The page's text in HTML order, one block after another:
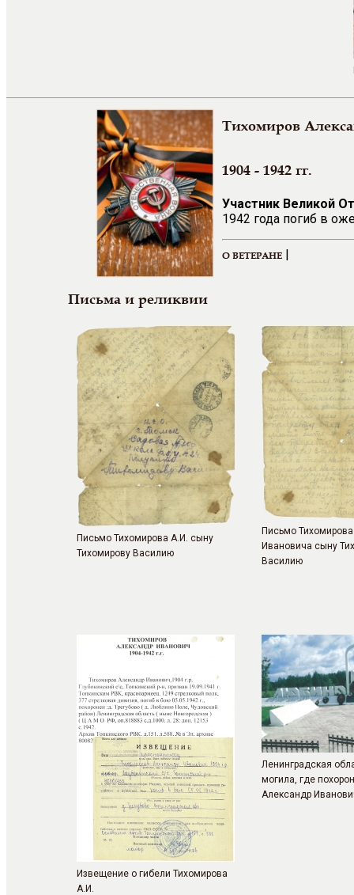
Тихомиров
1904 - 1942 гг.
Участник Великой
1942 года погиб в
О ВЕТЕРАНЕ |
Письма и реликвии
Письмо Тихомирова А.И. сыну
Тихомирову Василию
Письмо
Ивановича сыну
Василию
Извещение о гибели Тихомирова
А.И.
Ленинградская
могила, где
Александр